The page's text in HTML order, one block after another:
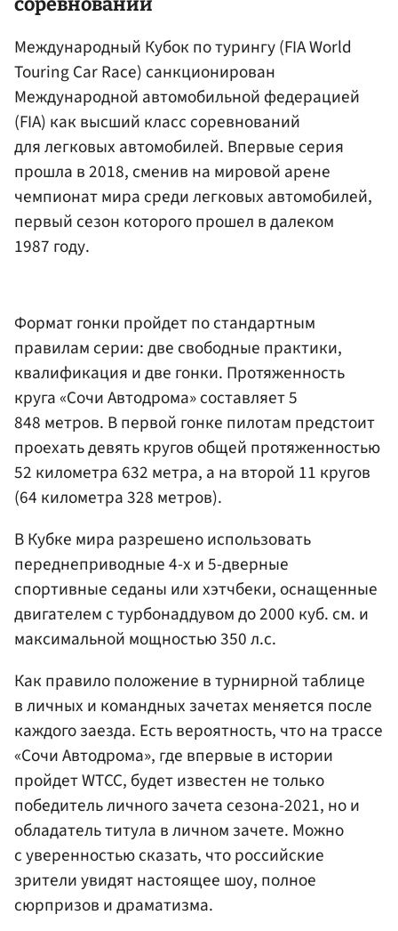
Международный Кубок по турингу (FIA World
Touring Car Race) санкционирован
Международной автомобильной федерацией
(FIA) как высший класс соревнований
для легковых автомобилей. Впервые серия
прошла в 2018, сменив на мировой арене
чемпионат мира среди легковых автомобилей,
первый сезон которого прошел в далеком
1987 году.
Формат гонки пройдет по стандартным
правилам серии: две свободные практики,
квалификация и две гонки. Протяженность
круга «Сочи Автодрома» составляет 5
848 метров. В первой гонке пилотам предстоит
проехать девять кругов общей протяженностью
52 километра 632 метра, а на второй 11 кругов
(64 километра 328 метров).
В Кубке мира разрешено использовать
переднеприводные 4-х и 5-дверные
спортивные седаны или хэтчбеки, оснащенные
двигателем с турбонаддувом до 2000 куб. см. и
максимальной мощностью 350 л.с.
Как правило положение в турнирной таблице
в личных и командных зачетах меняется после
каждого заезда. Есть вероятность, что на трассе
«Сочи Автодрома», где впервые в истории
пройдет WTCC, будет известен не только
победитель личного зачета сезона-2021, но и
обладатель титула в личном зачете. Можно
с уверенностью сказать, что российские
зрители увидят настоящее шоу, полное
сюрпризов и драматизма.